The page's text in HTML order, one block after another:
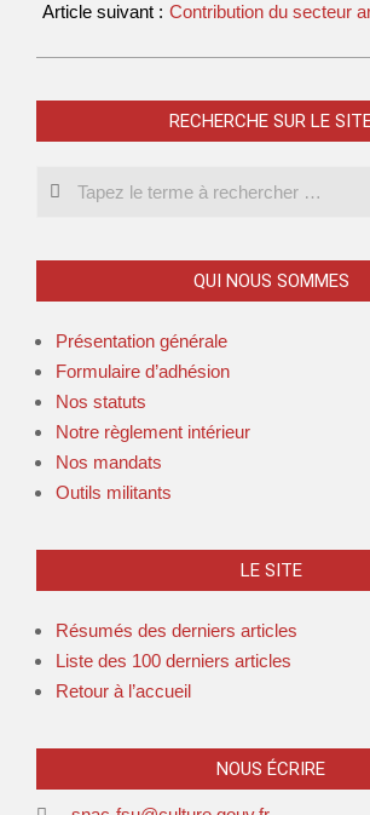
Article suivant : Contribution du secteur
RECHERCHE SUR LE
QUI NOUS SOMMES
Présentation générale
Formulaire d’adhésion
Nos statuts
Notre règlement intérieur
Nos mandats
Outils militants
LE SITE
Résumés des derniers articles
Liste des 100 derniers articles
Retour à l’accueil
NOUS ÉCRIRE